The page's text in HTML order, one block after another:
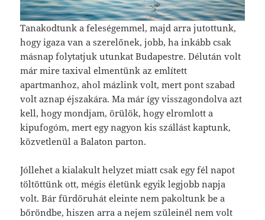
Tanakodtunk a feleségemmel, majd arra jutottunk,
hogy igaza van a szerelőnek, jobb, ha inkább csak
másnap folytatjuk utunkat Budapestre. Délután volt
már mire taxival elmentünk az említett
apartmanhoz, ahol mázlink volt, mert pont szabad
volt aznap éjszakára. Ma már így visszagondolva azt
kell, hogy mondjam, örülök, hogy elromlott a
kipufogóm, mert egy nagyon kis szállást kaptunk,
közvetlenül a Balaton parton.
Jóllehet a kialakult helyzet miatt csak egy fél napot
töltöttünk ott, mégis életünk egyik legjobb napja
volt. Bár fürdőruhát eleinte nem pakoltunk be a
bőröndbe, hiszen arra a nejem szüleinél nem volt